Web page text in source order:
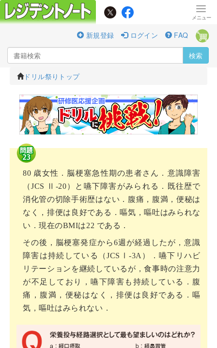
新規登録 ログイン FAQ
検索
ドリル祭りトップ
80 歳女性．脳梗塞急性期の患者さん．意識障害
（JCS Ⅱ-20）と嚥下障害がみられる．既往歴で
消化管の切除手術歴はない．腹痛，腹満，便秘は
なく，排便は良好である．嘔気，嘔吐はみられな
い．現在のBMIは22 である．
その後，脳梗塞発症から6週が経過したが，意識
障害は持続している（JCSⅠ-3A）．嚥下リハビ
リテーションを継続しているが，食事時の注意力
が不足しており，嚥下障害も持続している．腹
痛，腹満，便秘はなく，排便は良好である．嘔
気，嘔吐はみられない．